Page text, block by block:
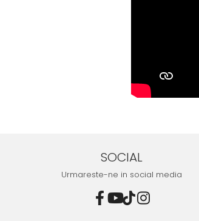
SOCIAL
Urmareste-ne in social media